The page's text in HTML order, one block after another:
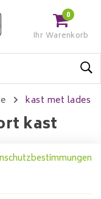
0
Ihr Warenkorb
kast met lades
kast